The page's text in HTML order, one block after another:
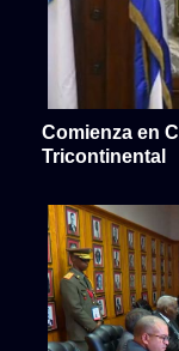
Comienza en
Tricontinental